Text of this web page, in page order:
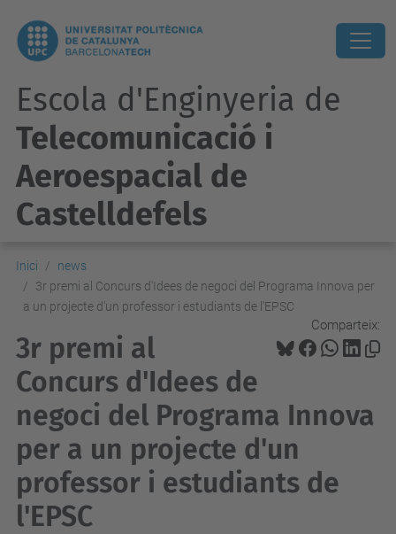
Escola d'Enginyeria de
Telecomunicació i
Aeroespacial de
Castelldefels
Inici
news
3r premi al Concurs d'Idees de negoci del Programa Innova per
a un projecte d'un professor i estudiants de l'EPSC
Comparteix:
3r premi al
Concurs d'Idees de
negoci del Programa Innova
per a un projecte d'un
professor i estudiants de
l'EPSC